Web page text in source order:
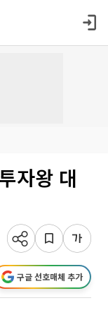
자왕 대
구글 선호매체 추가